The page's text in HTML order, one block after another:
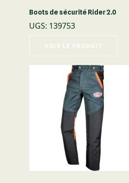
Boots de sécurité Rider 2.0
UGS: 139753
VOIR LE PRODUIT